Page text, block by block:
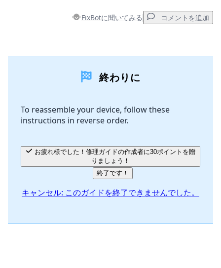
FixBotに聞いてみる コメントを追加
キャンセル
終わりに
To reassemble your device, follow these
instructions in reverse order.
りましょう！
終了です！
キャンセル: このガイドを終了できませんでした。